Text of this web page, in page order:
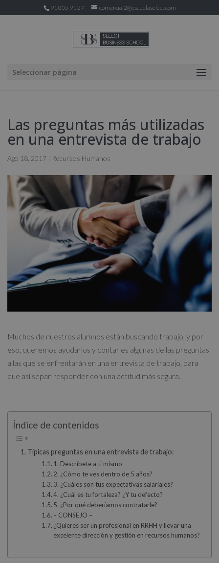
91 005 91 27 comercial2@escuelaselect.com
Seleccionar página
Las preguntas más utilizadas
en una entrevista de trabajo
Ago 18, 2017 | Recursos Humanos
Muchos de nuestros alumnos están buscando trabajo, y por
eso, queremos ayudarlos y contarles algunas de las preguntas
a las que se enfrentarán en una entrevista de trabajo, para
que así sepan responder con una actitud más segura.
Índice de contenidos
Típicas preguntas en una entrevista de trabajo:
1. Descríbete a ti mismo
2. ¿Cómo te ves dentro de 5 años?
3. ¿Cuáles son tus expectativas salariales?
4. ¿Cuál es tu fortaleza? ¿Y tu defecto?
5. ¿Por qué deberíamos contratarle?
– CONSEJO –
¿Quieres ser un profesional en RRHH y llevar una
excelente dirección y gestión en recursos humanos?